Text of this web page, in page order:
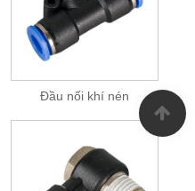
Đầu nối khí nén